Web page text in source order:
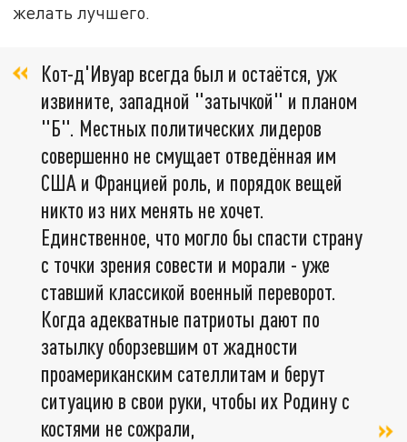
желать лучшего.
Кот-д'Ивуар всегда был и остаётся, уж
извините, западной "затычкой" и планом
"Б". Местных политических лидеров
совершенно не смущает отведённая им
США и Францией роль, и порядок вещей
никто из них менять не хочет.
Единственное, что могло бы спасти страну
с точки зрения совести и морали - уже
ставший классикой военный переворот.
Когда адекватные патриоты дают по
затылку оборзевшим от жадности
проамериканским сателлитам и берут
ситуацию в свои руки, чтобы их Родину с
костями не сожрали,